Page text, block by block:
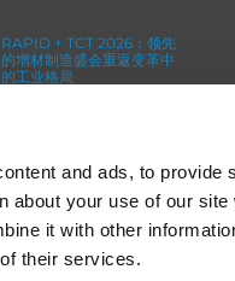
and ads, to provide
about your use of our
it with other
their services.
RAPID + TCT 2026：领先
的增材制造盛会重返变革中
的工业格局
ためのよりシャープなエッ
ジとより強力なエンジン